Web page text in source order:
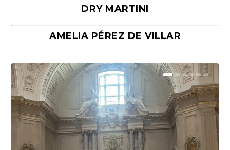
Málaga, verso en azul, de Rafael
Porras y Salvador...
«La cocina hebrea. Alimentación
del pueblo judío e...
DRY MARTINI
AMELIA PÉREZ DE VILLAR